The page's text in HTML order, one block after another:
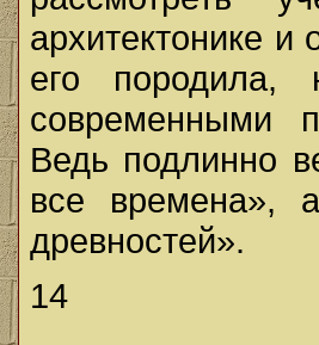
архитектонике и
его
современными
Ведь подлинно
все времена»,
древностей».
14